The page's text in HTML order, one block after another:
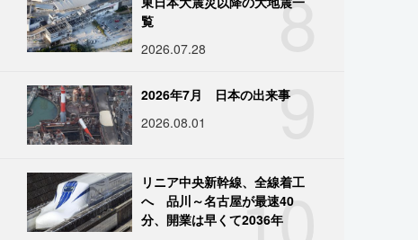
8
覧
2026.07.28
9
2026年7月 日本の出来事
2026.08.01
10
リニア中央新幹線、全線着工
へ 品川～名古屋が最速40
分、開業は早くて2036年